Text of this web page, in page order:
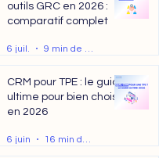
outils GRC en 2026 :
comparatif complet
6 juil.
CRM pour TPE : le guide
ultime pour bien choisir
en 2026
6 juin